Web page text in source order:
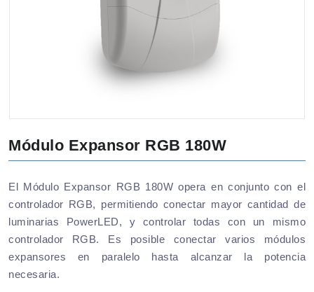
Módulo Expansor RGB 180W
El Módulo Expansor RGB 180W opera en conjunto con el
controlador RGB, permitiendo conectar mayor cantidad de
luminarias PowerLED, y controlar todas con un mismo
controlador RGB. Es posible conectar varios módulos
expansores en paralelo hasta alcanzar la potencia
necesaria.